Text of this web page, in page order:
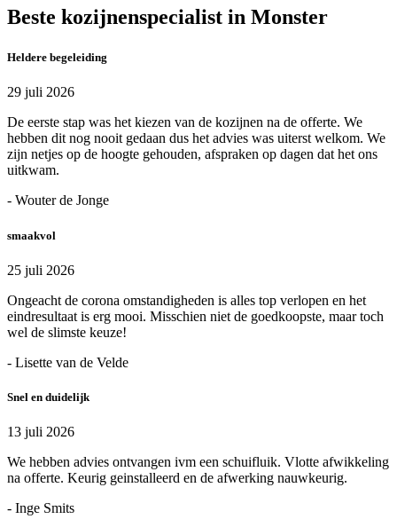
Beste kozijnenspecialist in Monster
Heldere begeleiding
29 juli 2026
De eerste stap was het kiezen van de kozijnen na de offerte. We
hebben dit nog nooit gedaan dus het advies was uiterst welkom. We
zijn netjes op de hoogte gehouden, afspraken op dagen dat het ons
uitkwam.
- Wouter de Jonge
smaakvol
25 juli 2026
Ongeacht de corona omstandigheden is alles top verlopen en het
eindresultaat is erg mooi. Misschien niet de goedkoopste, maar toch
wel de slimste keuze!
- Lisette van de Velde
Snel en duidelijk
13 juli 2026
We hebben advies ontvangen ivm een schuifluik. Vlotte afwikkeling
na offerte. Keurig geinstalleerd en de afwerking nauwkeurig.
- Inge Smits